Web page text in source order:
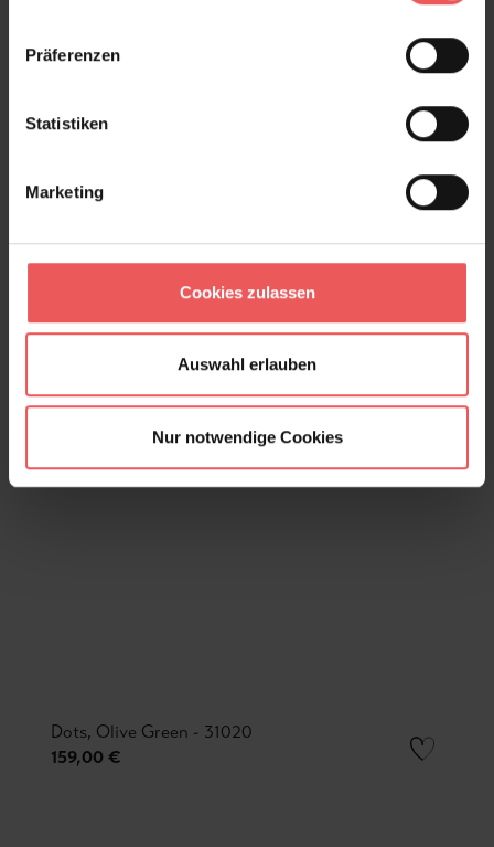
Präferenzen
Statistiken
Marketing
Cookies zulassen
Auswahl erlauben
Nur notwendige Cookies
159,00 €
Dots, Olive Green - 31020
159,00 €